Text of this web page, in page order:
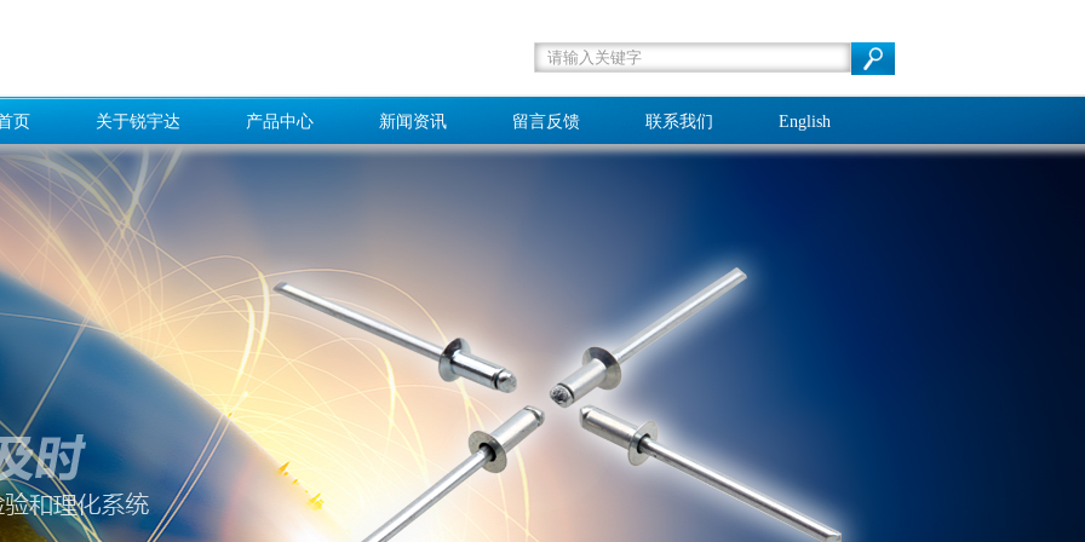
页 关于锐宇达 产品中心 新闻资讯 留言反馈 联系我们 English